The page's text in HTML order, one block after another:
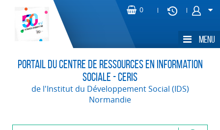
Portail du Centre de Ressources en Information
Sociale - CERIS
de l'Institut du Développement Social (IDS)
Normandie